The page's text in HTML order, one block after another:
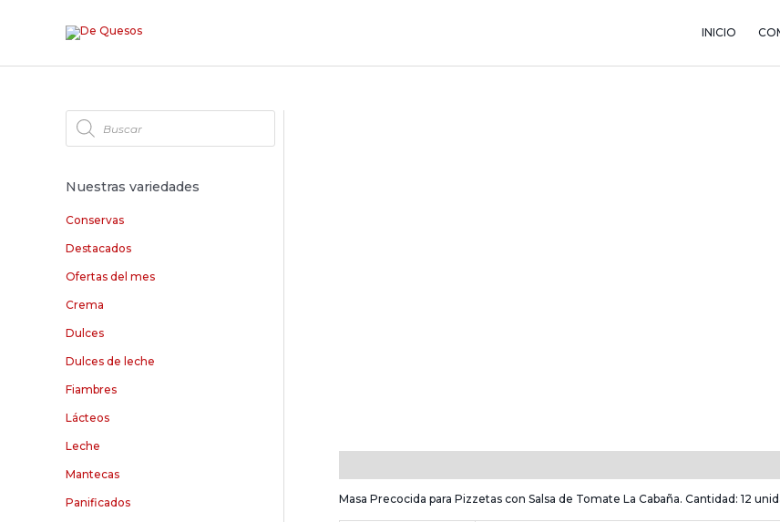
INICIO
B
q
d
a
e
p
o
d
c
o
s
Nuestras variedades
Conservas
Destacados
Ofertas del mes
Crema
Dulces
Dulces de leche
Fiambres
Lácteos
Leche
Mantecas
Panificados Masa Precocida para Pizzetas con Salsa de Tomate La Cabaña. Cantidad: 12